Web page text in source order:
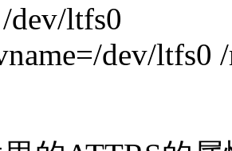
dev/ltfs0
dev/ltfs0